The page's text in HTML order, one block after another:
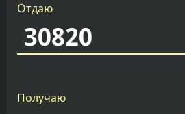
Отдаю
Получаю